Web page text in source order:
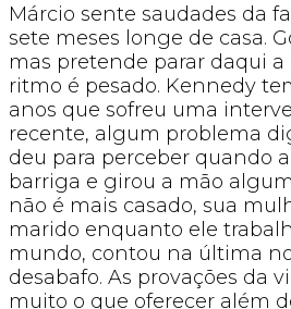
Márcio sente saudades da
sete meses longe de casa.
mas pretende parar daqui a
ritmo é pesado. Kennedy
anos que sofreu uma
recente, algum problema
deu para perceber quando
barriga e girou a mão
não é mais casado, sua
marido enquanto ele
mundo, contou na última
desabafo. As provações da
muito o que oferecer além